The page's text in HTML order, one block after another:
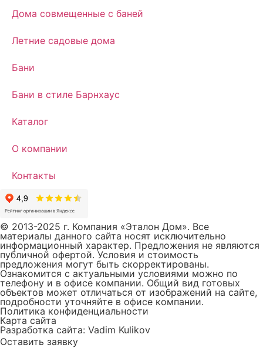
Дома совмещенные с баней
Летние садовые дома
Бани
Бани в стиле Барнхаус
Каталог
О компании
Контакты
© 2013-2025 г. Компания «Эталон Дом». Все
материалы данного сайта носят исключительно
информационный характер. Предложения не являются
публичной офертой. Условия и стоимость
предложения могут быть скорректированы.
Ознакомится с актуальными условиями можно по
телефону и в офисе компании. Общий вид готовых
объектов может отличаться от изображений на сайте,
подробности уточняйте в офисе компании.
Политика конфиденциальности
Карта сайта
Разработка сайта: Vadim Kulikov
Оставить заявку